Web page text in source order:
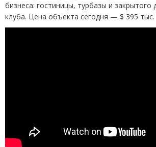
бизнеса: гостиницы, турбазы и закрытого
клуба. Цена объекта сегодня — $ 395 тыс.